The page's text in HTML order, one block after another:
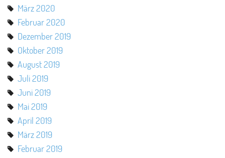
März 2020
Februar 2020
Dezember 2019
Oktober 2019
August 2019
Juli 2019
Juni 2019
Mai 2019
April 2019
März 2019
Februar 2019